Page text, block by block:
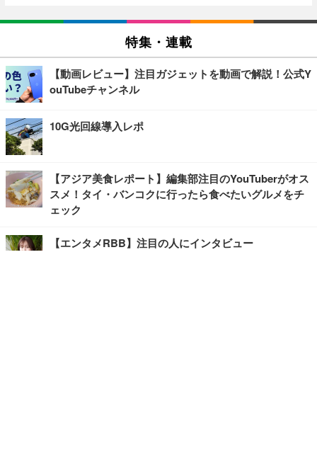
特集・連載
【動画レビュー】注目ガジェットを動画で解説！公式Y
ouTubeチャンネル
10G光回線導入レポ
【アジア美食レポート】編集部注目のYouTuberがオス
スメ！タイ・バンコクに行ったら食べたいグルメをチ
ェック
【エンタメRBB】注目の人にインタビュー